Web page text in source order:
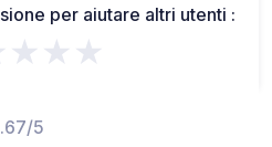
per aiutare altri utenti :
5